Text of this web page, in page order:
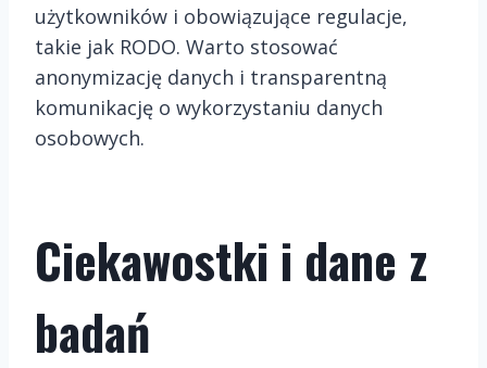
użytkowników i obowiązujące regulacje,
takie jak RODO. Warto stosować
anonymizację danych i transparentną
komunikację o wykorzystaniu danych
osobowych.
Ciekawostki i dane z
badań